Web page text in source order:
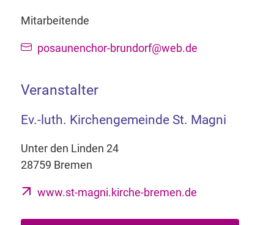
Mitarbeitende
posaunenchor-brundorf@web.de
Veranstalter
Ev.-luth. Kirchengemeinde St. Magni
Unter den Linden 24
28759 Bremen
www.st-magni.kirche-bremen.de